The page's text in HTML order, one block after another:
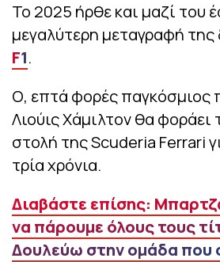
Το 2025 ήρθε και μαζί του
μεγαλύτερη μεταγραφή της
F1.
Ο, επτά φορές παγκόσμιος
Λιούις Χάμιλτον θα φοράει
στολή της Scuderia Ferrari
τρία χρόνια.
Διαβάστε επίσης:
να πάρουμε όλους τους
Δουλεύω στην ομάδα που